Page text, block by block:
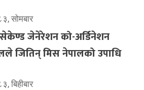
सोमबार
जेनेरेशन को-अर्डिनेशन
जितिन् मिस नेपालको उपाधि
बिहीबार